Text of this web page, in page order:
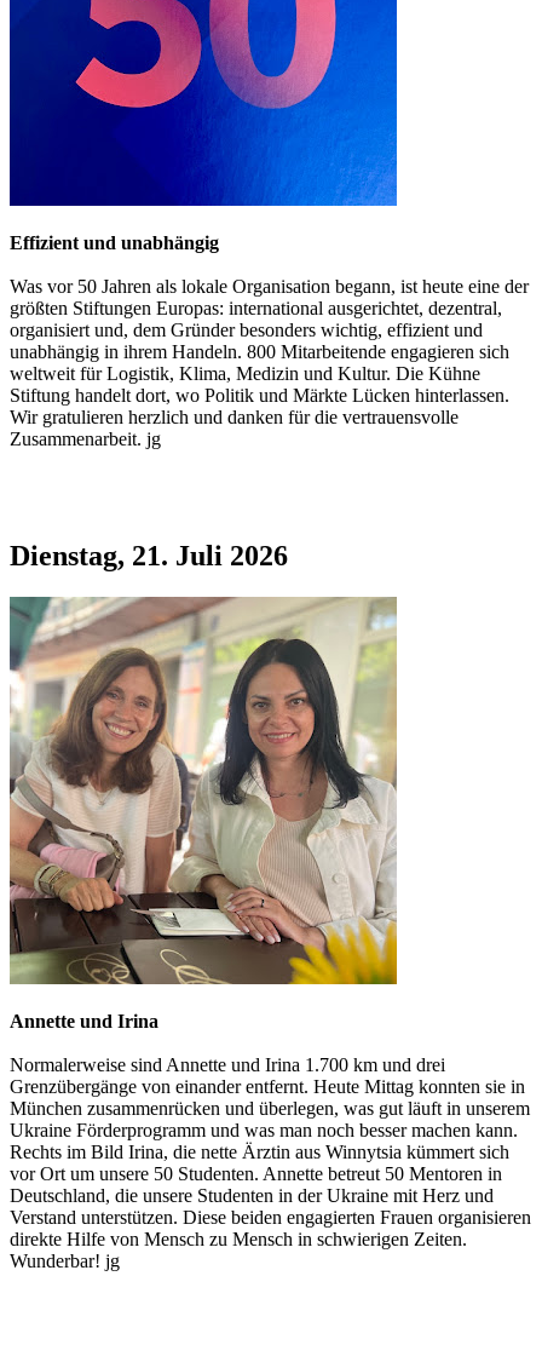
Effizient und unabhängig
Was vor 50 Jahren als lokale Organisation begann, ist heute eine der
größten Stiftungen Europas: international ausgerichtet, dezentral,
organisiert und, dem Gründer besonders wichtig, effizient und
unabhängig in ihrem Handeln. 800 Mitarbeitende engagieren sich
weltweit für Logistik, Klima, Medizin und Kultur. Die Kühne
Stiftung handelt dort, wo Politik und Märkte Lücken hinterlassen.
Wir gratulieren herzlich und danken für die vertrauensvolle
Zusammenarbeit. jg
Dienstag, 21. Juli 2026
Annette und Irina
Normalerweise sind Annette und Irina 1.700 km und drei
Grenzübergänge von einander entfernt. Heute Mittag konnten sie in
München zusammenrücken und überlegen, was gut läuft in unserem
Ukraine Förderprogramm und was man noch besser machen kann.
Rechts im Bild Irina, die nette Ärztin aus Winnytsia kümmert sich
vor Ort um unsere 50 Studenten. Annette betreut 50 Mentoren in
Deutschland, die unsere Studenten in der Ukraine mit Herz und
Verstand unterstützen. Diese beiden engagierten Frauen organisieren
direkte Hilfe von Mensch zu Mensch in schwierigen Zeiten.
Wunderbar! jg